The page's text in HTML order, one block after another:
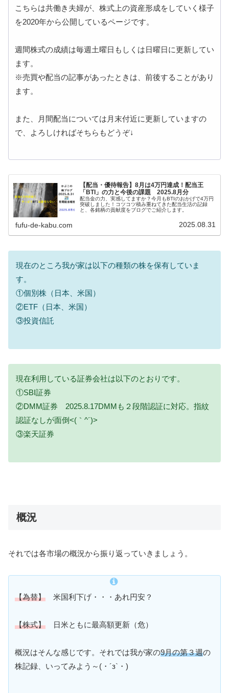
こちらは共働き夫婦が、株式上の資産形成をしていく様子
を2020年から公開しているページです。
週間株式の成績は毎週土曜日もしくは日曜日に更新してい
ます。
※売買や配当の記事があったときは、前後することがあり
ます。
また、月間配当については月末付近に更新していますの
で、よろしければそちらもどうぞ↓
【配当・優待報告】8月は4万円達成！配当王
「BTI」の力と今後の課題 2025.8月分
配当金の力、実感してますか？今月もBTIのおかげで4万円
突破しました！コツコツ積み重ねてきた配当生活の記録
と、各銘柄の貢献度をブログでご紹介します。
fufu-de-kabu.com 2025.08.31
現在のところ我が家は以下の種類の株を保有していま
す。
①個別株（日本、米国）
②ETF（日本、米国）
③投資信託
現在利用している証券会社は以下のとおりです。
①SBI証券
②DMM証券 2025.8.17DMMも２段階認証に対応。指紋
認証なしが面倒<(｀^´)>
③楽天証券
概況
それでは各市場の概況から振り返っていきましょう。
【為替】 米国利下げ・・・あれ円安？
【株式】 日米ともに最高額更新（危）
概況はそんな感じです。それでは我が家の9月の第３週の
株記録、いってみよう～(・´з`・)